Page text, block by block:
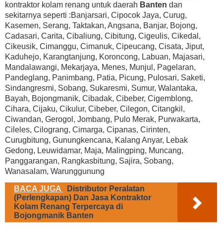
kontraktor kolam renang untuk daerah Banten dan
sekitarnya seperti :Banjarsari, Cipocok Jaya, Curug,
Kasemen, Serang, Taktakan, Angsana, Banjar, Bojong,
Cadasari, Carita, Cibaliung, Cibitung, Cigeulis, Cikedal,
Cikeusik, Cimanggu, Cimanuk, Cipeucang, Cisata, Jiput,
Kaduhejo, Karangtanjung, Koroncong, Labuan, Majasari,
Mandalawangi, Mekarjaya, Menes, Munjul, Pagelaran,
Pandeglang, Panimbang, Patia, Picung, Pulosari, Saketi,
Sindangresmi, Sobang, Sukaresmi, Sumur, Walantaka,
Bayah, Bojongmanik, Cibadak, Cibeber, Cigemblong,
Cihara, Cijaku, Cikulur, Cibeber, Cilegon, Citangkil,
Ciwandan, Gerogol, Jombang, Pulo Merak, Purwakarta,
Cileles, Cilograng, Cimarga, Cipanas, Cirinten,
Curugbitung, Gunungkencana, Kalang Anyar, Lebak
Gedong, Leuwidamar, Maja, Malingping, Muncang,
Panggarangan, Rangkasbitung, Sajira, Sobang,
Wanasalam, Warunggunung
BACA JUGA
Distributor Peralatan
(Perlengkapan) Dan Jasa Kontraktor
Kolam Renang Terpercaya di
Bojongmanik Banten